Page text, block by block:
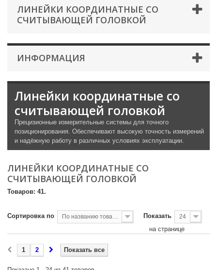
ЛИНЕЙКИ КООРДИНАТНЫЕ СО
СЧИТЫВАЮЩЕЙ ГОЛОВКОЙ
ИНФОРМАЦИЯ
Линейки координатные со
считывающей головкой
Прецизионные измерительные системы для точного
позиционирования. Обеспечивают высокую точность измерений
и надёжную работу в различных условиях эксплуатации.
ЛИНЕЙКИ КООРДИНАТНЫЕ СО
СЧИТЫВАЮЩЕЙ ГОЛОВКОЙ
Товаров: 41.
Сортировка по По названию товара, от А до Я Показать 24
на странице
Показать все
1 2